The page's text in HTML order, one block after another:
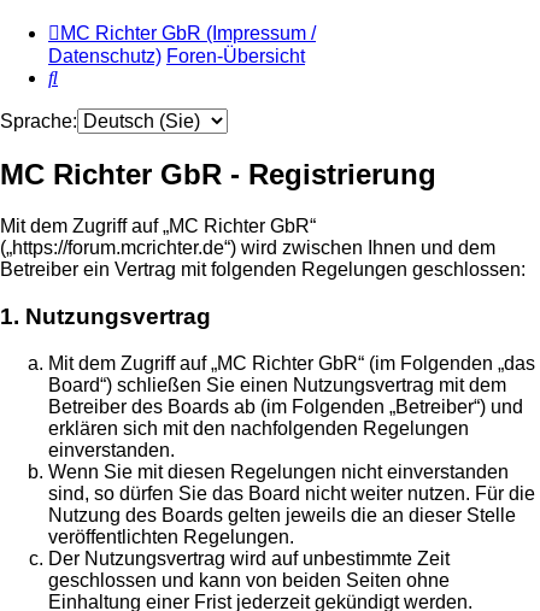
MC Richter GbR (Impressum /
Datenschutz) Foren-Übersicht
Suche
Sprache:
MC Richter GbR - Registrierung
Mit dem Zugriff auf „MC Richter GbR“
(„https://forum.mcrichter.de“) wird zwischen Ihnen und dem
Betreiber ein Vertrag mit folgenden Regelungen geschlossen:
1. Nutzungsvertrag
Mit dem Zugriff auf „MC Richter GbR“ (im Folgenden „das
Board“) schließen Sie einen Nutzungsvertrag mit dem
Betreiber des Boards ab (im Folgenden „Betreiber“) und
erklären sich mit den nachfolgenden Regelungen
einverstanden.
Wenn Sie mit diesen Regelungen nicht einverstanden
sind, so dürfen Sie das Board nicht weiter nutzen. Für die
Nutzung des Boards gelten jeweils die an dieser Stelle
veröffentlichten Regelungen.
Der Nutzungsvertrag wird auf unbestimmte Zeit
geschlossen und kann von beiden Seiten ohne
Einhaltung einer Frist jederzeit gekündigt werden.